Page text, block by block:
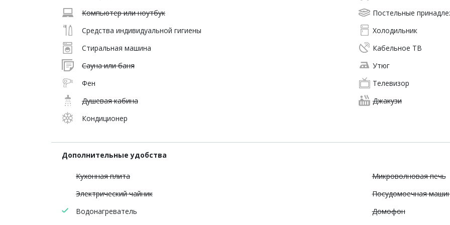
Компьютер или ноутбук
Постельные
Средства индивидуальной гигиены
Холодильник
Стиральная машина
Кабельное ТВ
Сауна или баня
Утюг
Фен
Телевизор
Душевая кабина
Джакузи
Кондиционер
Дополнительные удобства
Кухонная плита
Микроволновая печь
Электрический чайник
Посудомоечная
Водонагреватель
Домофон